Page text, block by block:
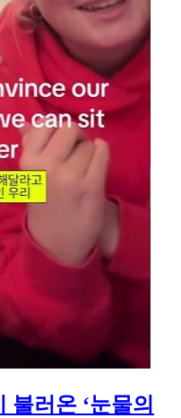
러온 ‘눈물의